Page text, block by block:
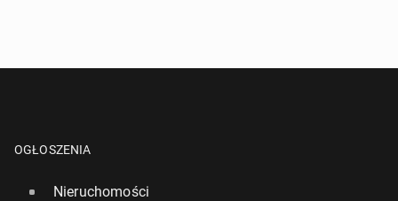
OGŁOSZENIA
Nieruchomości